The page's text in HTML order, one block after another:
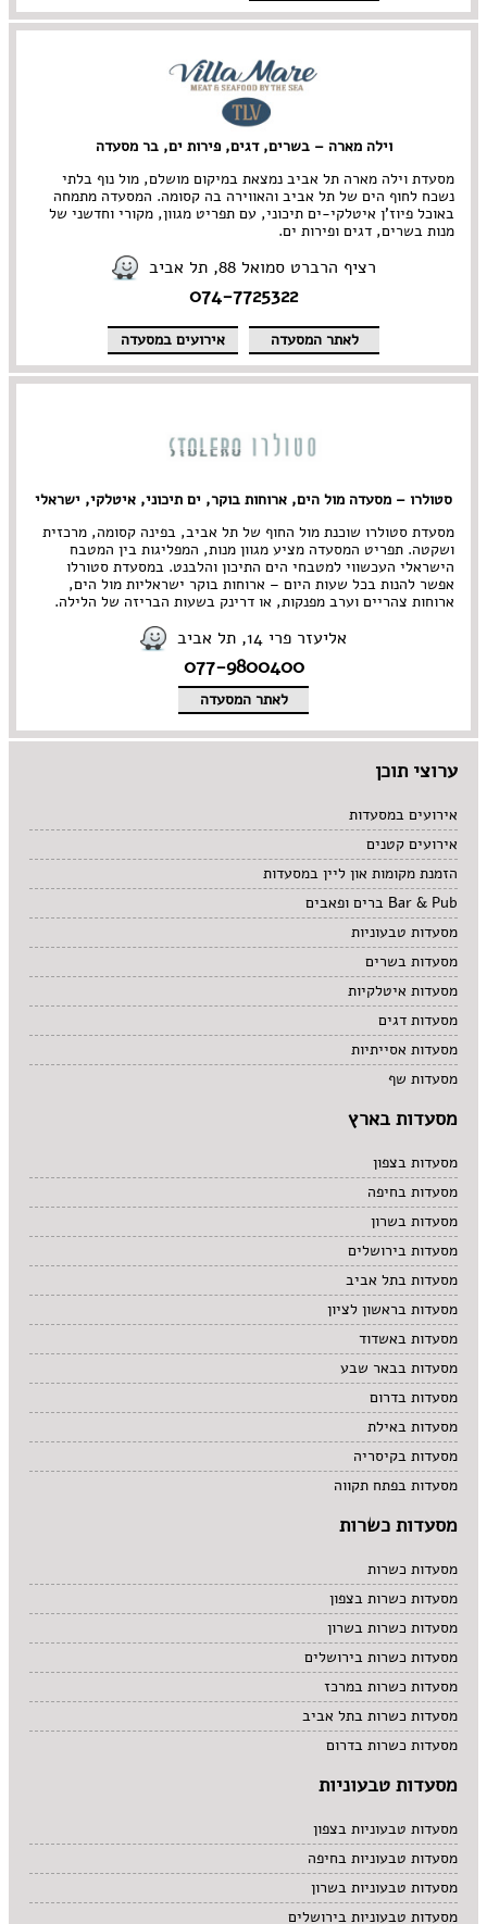
מתוקים
סיני
וילה מארה – בשרים, דגים, פירות ים, בר מסעדה
מסעדת וילה מארה תל אביב נמצאת במיקום מושלם, מול נוף בלתי
נשכח לחוף הים של תל אביב והאווירה בה קסומה. המסעדה מתמחה
באוכל פיוז'ן איטלקי-ים תיכוני, עם תפריט מגוון, מקורי וחדשני של
מנות בשרים, דגים ופירות ים.
רציף הרברט סמואל 88, תל אביב
074-7725322
לאתר המסעדה אירועים במסעדה
סטולרו – מסעדה מול הים, ארוחות בוקר, ים תיכוני, איטלקי, ישראלי
מסעדת סטולרו שוכנת מול החוף של תל אביב, בפינה קסומה, מרכזית
ושקטה. תפריט המסעדה מציע מגוון מנות, המפליגות בין המטבח
הישראלי העכשווי למטבחי הים התיכון והלבנט. במסעדת סטורלו
אפשר להנות בכל שעות היום – ארוחות בוקר ישראליות מול הים,
ארוחות צהריים וערב מפנקות, או דרינק בשעות הבריזה של הלילה.
אליעזר פרי 14, תל אביב
077-9800400
לאתר המסעדה
ערוצי תוכן
אירועים במסעדות
אירועים קטנים
הזמנת מקומות און ליין במסעדות
Bar & Pub ברים ופאבים
מסעדות טבעוניות
מסעדות בשרים
מסעדות איטלקיות
מסעדות דגים
מסעדות אסייתיות
מסעדות שף
מסעדות בארץ
מסעדות בצפון
מסעדות בחיפה
מסעדות בשרון
מסעדות בירושלים
מסעדות בתל אביב
מסעדות בראשון לציון
מסעדות באשדוד
מסעדות בבאר שבע
מסעדות בדרום
מסעדות באילת
מסעדות בקיסריה
מסעדות בפתח תקווה
מסעדות כשרות
מסעדות כשרות
מסעדות כשרות בצפון
מסעדות כשרות בשרון
מסעדות כשרות בירושלים
מסעדות כשרות במרכז
מסעדות כשרות בתל אביב
מסעדות כשרות בדרום
מסעדות טבעוניות
מסעדות טבעוניות בצפון
מסעדות טבעוניות בחיפה
מסעדות טבעוניות בשרון
מסעדות טבעוניות בירושלים